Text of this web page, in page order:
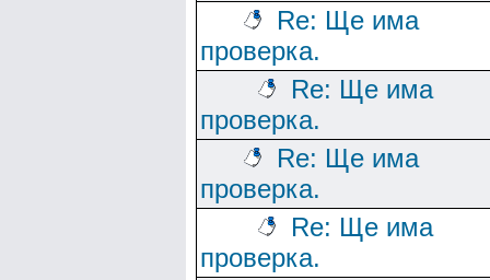
Re: Ще има
проверка.
Re: Ще има
проверка.
Re: Ще има
проверка.
Re: Ще има
проверка.